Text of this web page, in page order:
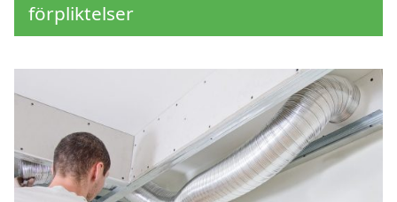
förpliktelser